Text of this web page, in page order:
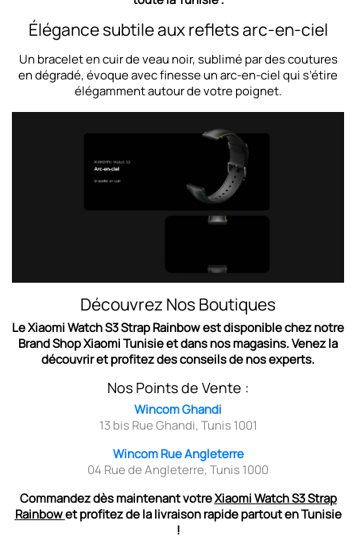
Élégance subtile aux reflets arc-en-ciel
Un bracelet en cuir de veau noir, sublimé par des coutures
en dégradé, évoque avec finesse un arc-en-ciel qui s’étire
élégamment autour de votre poignet.
Découvrez Nos Boutiques
LeXiaomi Watch S3 Strap Rainbowest disponible chez notre
Brand ShopXiaomi Tunisieet dans nos magasins. Venez la
découvrir et profitez des conseils de nos experts.
Nos Points de Vente :
Wincom Ghandi
13 bis Rue Ghandi, Tunis 1001
Wincom Rue Angleterre
04 Rue de Angleterre, Tunis 1000
Commandez dès maintenant votreXiaomi Watch S3 Strap
Rainbowet profitez de la livraison rapide partout en Tunisie
!